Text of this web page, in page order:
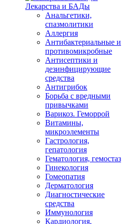
Лекарства и БАДы
Анальгетики,
спазмолитики
Аллергия
Антибактериальные и
противомикробные
Антисептики и
дезинфицирующие
средства
Антигрибок
Борьба с вредными
привычками
Варикоз. Геморрой
Витамины,
микроэлементы
Гастрология,
гепатология
Гематология, гемостаз
Гинекология
Гомеопатия
Дерматология
Диагностические
средства
Иммунология
Кардиология,